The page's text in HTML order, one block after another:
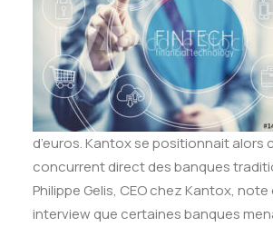
d’euros. Kantox se positionnait alors
concurrent direct des banques
Philippe Gelis, CEO chez Kantox,
interview que certaines banques